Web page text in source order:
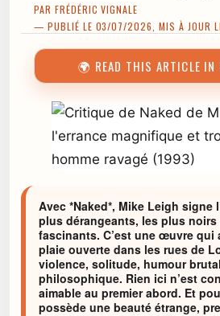
PAR FRÉDÉRIC VIGNALE
— PUBLIÉ LE 03/07/2026, MIS À JOUR
🌍 READ THIS ARTICLE
Avec *Naked*, Mike Leigh signe
plus dérangeants, les plus
fascinants. C’est une œuvre qui
plaie ouverte dans les rues de
violence, solitude, humour
philosophique. Rien ici n’est
aimable au premier abord. Et
possède une beauté étrange,